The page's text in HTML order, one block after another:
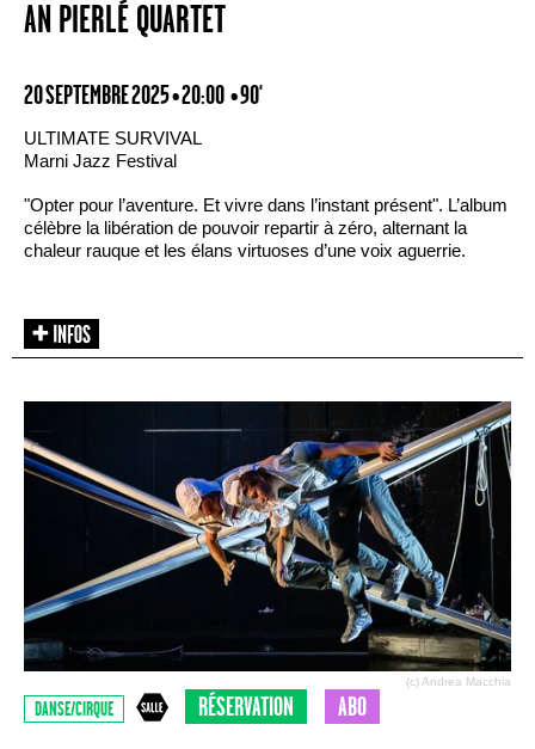
AN PIERLÉ QUARTET
20 SEPTEMBRE 2025 • 20:00 • 90'
ULTIMATE SURVIVAL
Marni Jazz Festival
"Opter pour l’aventure. Et vivre dans l’instant présent". L’album
célèbre la libération de pouvoir repartir à zéro, alternant la
chaleur rauque et les élans virtuoses d’une voix aguerrie.
(c) Andrea Macchia
DANSE/CIRQUE RÉSERVATION ABO